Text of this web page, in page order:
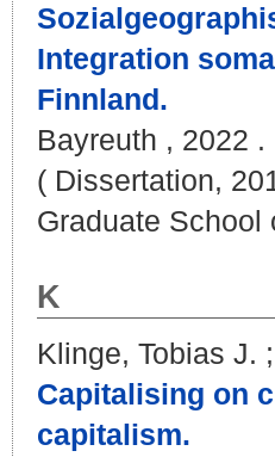
Integration
Finnland.
Bayreuth , 2022 .
( Dissertation,
Graduate School
K
Klinge, Tobias J.
Capitalising on
capitalism.